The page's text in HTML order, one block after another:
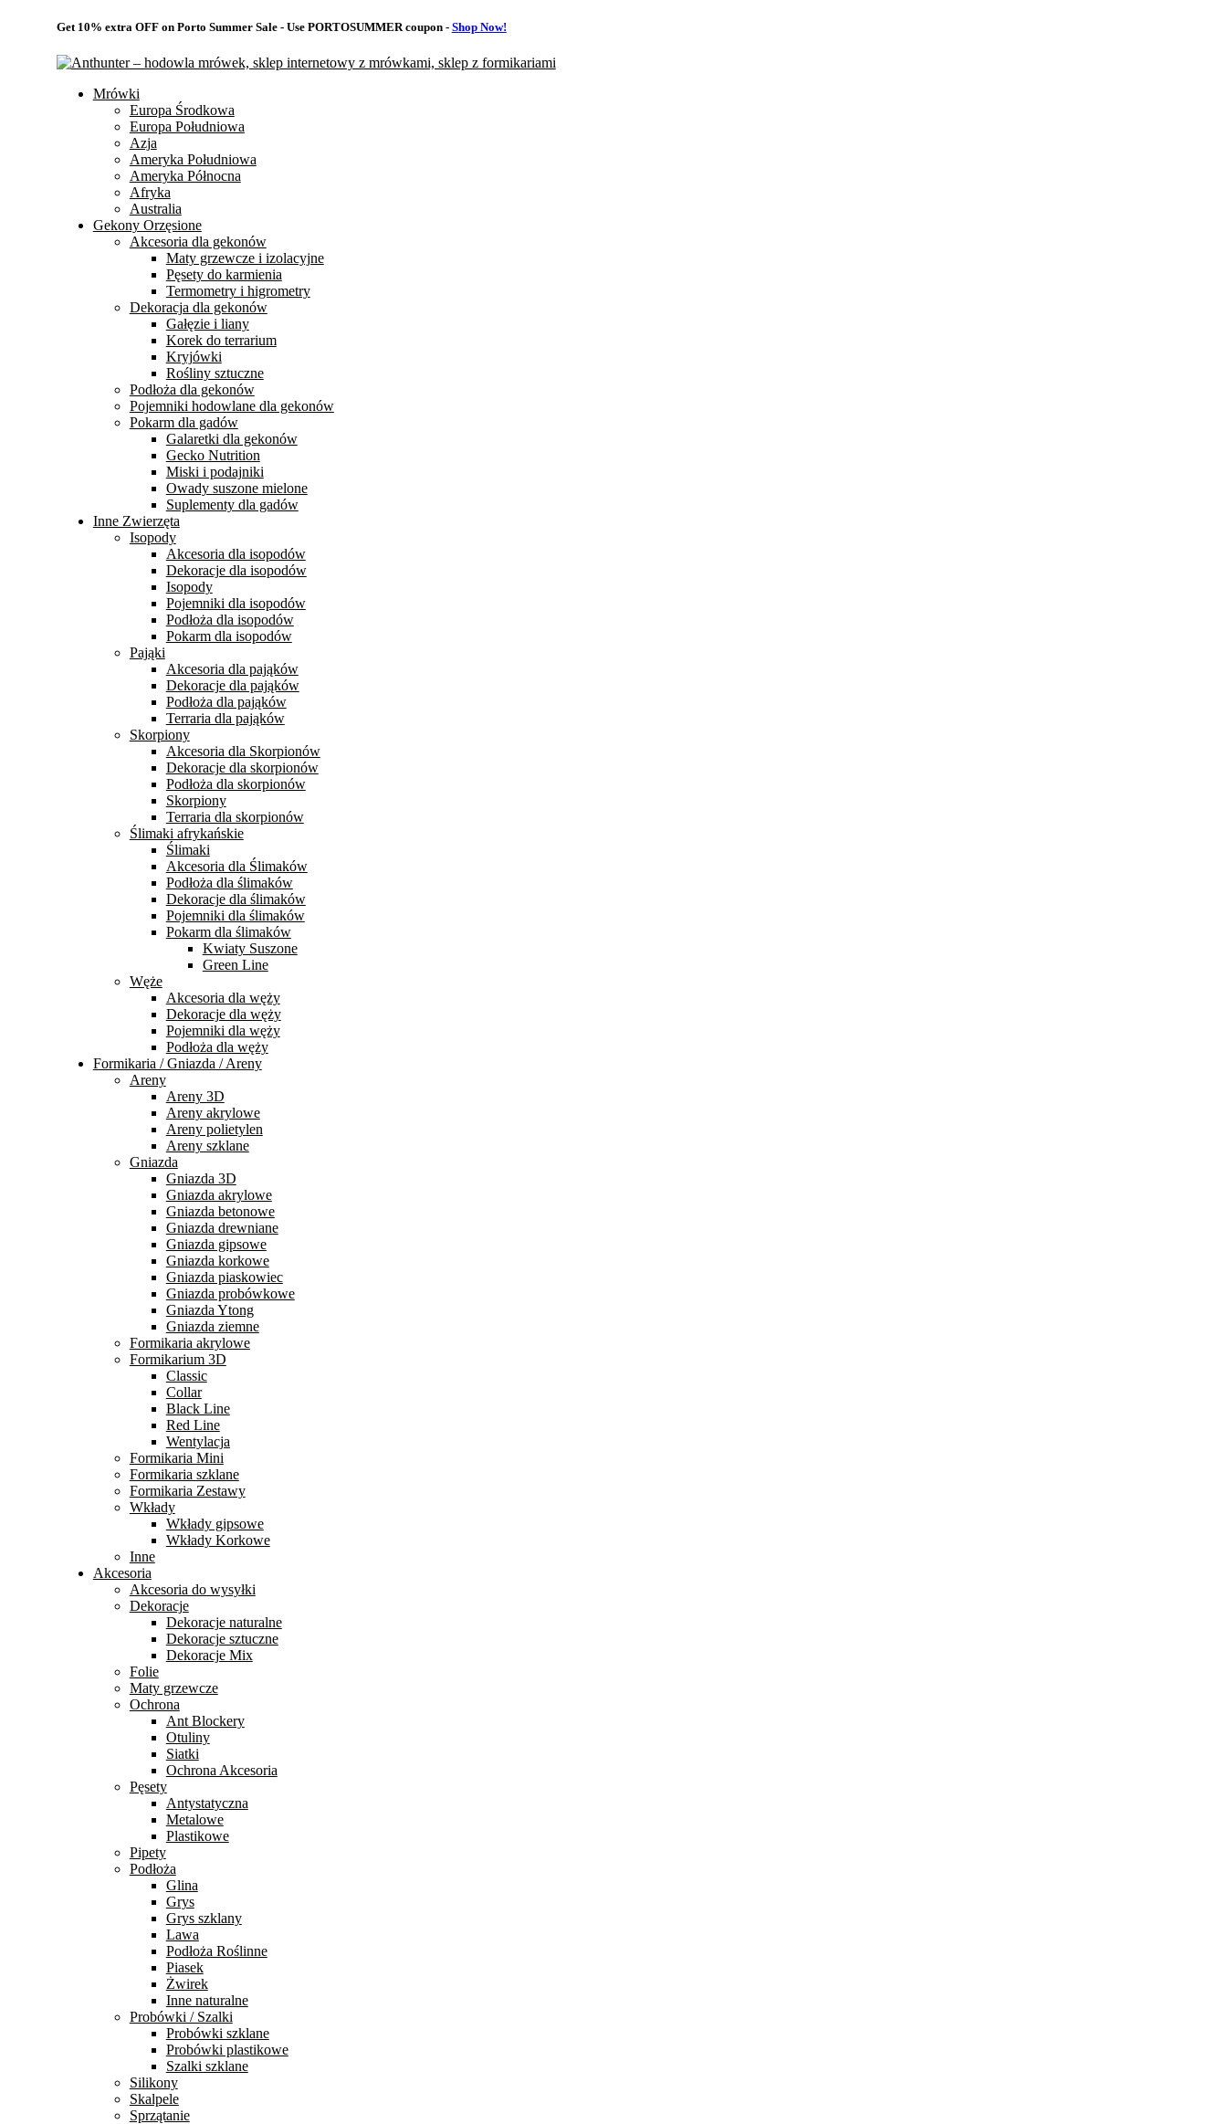
Get 10% extra OFF on Porto Summer Sale - Use PORTOSUMMERcoupon - Shop Now!
Mrówki
Europa Środkowa
Europa Południowa
Azja
Ameryka Południowa
Ameryka Północna
Afryka
Australia
Gekony Orzęsione
Akcesoria dla gekonów
Maty grzewcze i izolacyjne
Pęsety do karmienia
Termometry i higrometry
Dekoracja dla gekonów
Gałęzie i liany
Korek do terrarium
Kryjówki
Rośliny sztuczne
Podłoża dla gekonów
Pojemniki hodowlane dla gekonów
Pokarm dla gadów
Galaretki dla gekonów
Gecko Nutrition
Miski i podajniki
Owady suszone mielone
Suplementy dla gadów
Inne Zwierzęta
Isopody
Akcesoria dla isopodów
Dekoracje dla isopodów
Isopody
Pojemniki dla isopodów
Podłoża dla isopodów
Pokarm dla isopodów
Pająki
Akcesoria dla pająków
Dekoracje dla pająków
Podłoża dla pająków
Terraria dla pająków
Skorpiony
Akcesoria dla Skorpionów
Dekoracje dla skorpionów
Podłoża dla skorpionów
Skorpiony
Terraria dla skorpionów
Ślimaki afrykańskie
Ślimaki
Akcesoria dla Ślimaków
Podłoża dla ślimaków
Dekoracje dla ślimaków
Pojemniki dla ślimaków
Pokarm dla ślimaków
Kwiaty Suszone
Green Line
Węże
Akcesoria dla węży
Dekoracje dla węży
Pojemniki dla węży
Podłoża dla węży
Formikaria / Gniazda / Areny
Areny
Areny 3D
Areny akrylowe
Areny polietylen
Areny szklane
Gniazda
Gniazda 3D
Gniazda akrylowe
Gniazda betonowe
Gniazda drewniane
Gniazda gipsowe
Gniazda korkowe
Gniazda piaskowiec
Gniazda probówkowe
Gniazda Ytong
Gniazda ziemne
Formikaria akrylowe
Formikarium 3D
Classic
Collar
Black Line
Red Line
Wentylacja
Formikaria Mini
Formikaria szklane
Formikaria Zestawy
Wkłady
Wkłady gipsowe
Wkłady Korkowe
Inne
Akcesoria
Akcesoria do wysyłki
Dekoracje
Dekoracje naturalne
Dekoracje sztuczne
Dekoracje Mix
Folie
Maty grzewcze
Ochrona
Ant Blockery
Otuliny
Siatki
Ochrona Akcesoria
Pęsety
Antystatyczna
Metalowe
Plastikowe
Pipety
Podłoża
Glina
Grys
Grys szklany
Lawa
Podłoża Roślinne
Piasek
Żwirek
Inne naturalne
Probówki / Szalki
Probówki szklane
Probówki plastikowe
Szalki szklane
Silikony
Skalpele
Sprzątanie